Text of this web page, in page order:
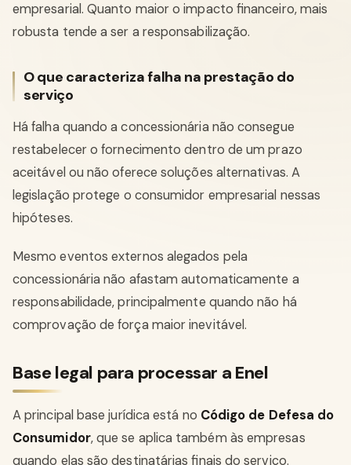
empresarial. Quanto maior o impacto financeiro, mais
robusta tende a ser a responsabilização.
O que caracteriza falha na prestação do
serviço
Há falha quando a concessionária não consegue
restabelecer o fornecimento dentro de um prazo
aceitável ou não oferece soluções alternativas. A
legislação protege o consumidor empresarial nessas
hipóteses.
Mesmo eventos externos alegados pela
concessionária não afastam automaticamente a
responsabilidade, principalmente quando não há
comprovação de força maior inevitável.
Base legal para processar a Enel
A principal base jurídica está no Código de Defesa do
Consumidor, que se aplica também às empresas
quando elas são destinatárias finais do serviço.